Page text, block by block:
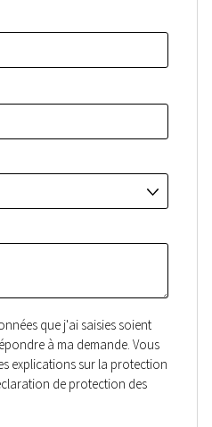
J
que j'ai saisies soient
à ma demande. Vous
explications sur la protection
de protection des